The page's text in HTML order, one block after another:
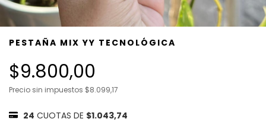
PESTAÑA MIX YY TECNOLÓGICA
$9.800,00
Precio sin impuestos $8.099,17
24 CUOTAS DE $1.043,74